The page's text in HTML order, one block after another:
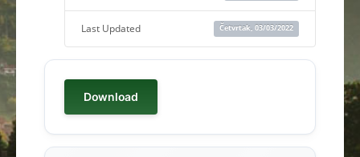
Last Updated Četvrtak, 03/03/2022
Download